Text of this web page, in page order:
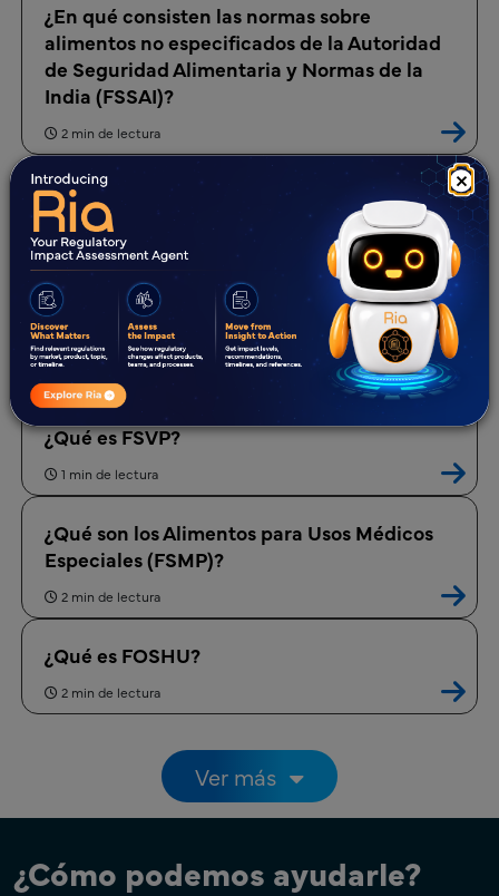
×
¿En qué consisten las normas sobre
alimentos no especificados de la Autoridad
de Seguridad Alimentaria y Normas de la
India (FSSAI)?
2 min de lectura
¿Qué es el Sistema HACCP (Análisis de
Peligros y Puntos Críticos de Control) en
Corea del Sur?
1 min de lectura
¿Qué es FOSIM?
¿Qué es FSVP?
1 min de lectura
¿Qué son los Alimentos para Usos Médicos
Especiales (FSMP)?
2 min de lectura
¿Qué es FOSHU?
2 min de lectura
Ver más
¿Cómo podemos ayudarle?